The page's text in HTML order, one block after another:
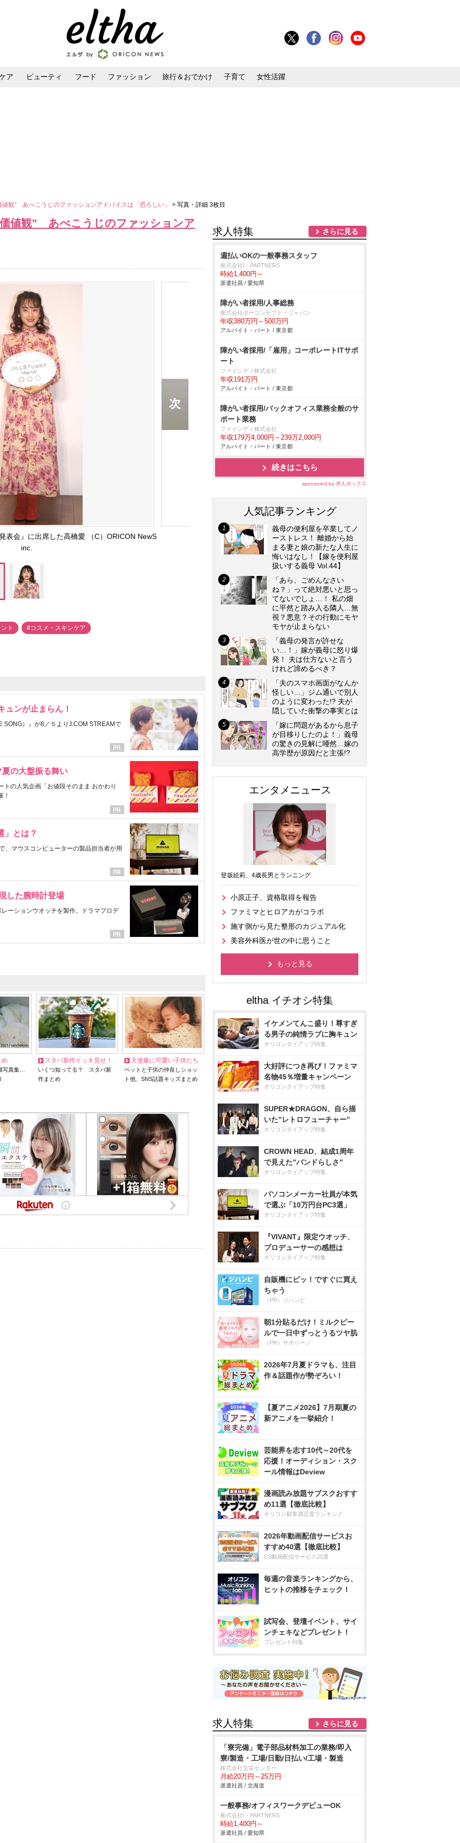
ア ビューティ フード ファッション 旅行＆おでかけ 子育て 女性活躍
値観” あべこうじのファッションアドバイスは「恐ろしい」 > 写真・詳細 3枚目
値観” あべこうじのファッションア
表会』に出席した高橋愛 （C）ORICON NewS
inc.
ト #コスメ・スキンケア
ュンが止まらん！
SONG）』が8／５よりJ:COM STREAMで
の大盤振る舞い
の人気企画「お値段そのまま おかわり
！
」とは？
、マウスコンピューターの製品担当者が用
した腕時計登場
ーションウオッチを製作。ドラマプロデ
め
写真集…
スタバ新作イッキ見せ！
いくつ知ってる？ スタバ新
作まとめ
天使級に可愛い子供たち
ペットと子供の仲良しショッ
ト他、SNS話題キッズまとめ
求人特集 さらに見る
週払いOKの一般事務スタッフ
株式会社I・PARTNERS
時給1,400円～
派遣社員 / 愛知県
障がい者採用/人事総務
株式会社ボーコンセプト・ジャパン
年収380万円～500万円
アルバイト・パート / 東京都
障がい者採用/「雇用」コーポレートITサポ
ート
ファインディ株式会社
年収191万円
アルバイト・パート / 東京都
障がい者採用/バックオフィス業務全般のサ
ポート業務
ファインディ株式会社
年収179万4,000円～239万2,000円
アルバイト・パート / 東京都
続きはこちら
sponsored by 求人ボックス
人気記事ランキング
義母の便利屋を卒業してノ
ーストレス！ 離婚から始
まる妻と娘の新たな人生に
悔いはなし！【嫁を便利屋
扱いする義母 Vol.44】
「あら、ごめんなさい
ね？」って絶対悪いと思っ
てないでしょ…！ 私の畑
に平然と踏み入る隣人…無
視？悪意？その行動にモヤ
モヤが止まらない
「義母の発言が許せな
い…！」嫁が義母に怒り爆
発！ 夫は仕方ないと言う
けれど諦めるべき？
「夫のスマホ画面がなんか
怪しい…」ジム通いで別人
のように変わった!? 夫が
隠していた衝撃の事実とは
「嫁に問題があるから息子
が目移りしたのよ！」義母
の驚きの見解に唖然…嫁の
高学歴が原因だと主張!?
エンタメニュース
登坂絵莉、4歳長男とランニング
小原正子、資格取得を報告
ファミマとヒロアカがコラボ
施す側から見た整形のカジュアル化
美容外科医が世の中に思うこと
もっと見る
イケメンてんこ盛り！尊すぎ
る男子の純情ラブに胸キュン
オリコンタイアップ特集
大好評につき再び！ファミマ
名物45％増量キャンペーン
オリコンタイアップ特集
SUPER★DRAGON、自ら描
いた”レトロフューチャー”
オリコンタイアップ特集
CROWN HEAD、結成1周年
で見えた”バンドらしさ”
オリコンタイアップ特集
パソコンメーカー社員が本気
で選ぶ「10万円台PC3選」
オリコンタイアップ特集
『VIVANT』限定ウオッチ、
プロデューサーの感想は
オリコンタイアップ特集
自販機にピッ！ですぐに買え
ちゃう
（PR）ジハンピ
朝1分貼るだけ！ミルクピー
ルで一日中ずっとうるツヤ肌
（PR）サボリーノ
2026年7月夏ドラマも、注目
作＆話題作が勢ぞろい！
【夏アニメ2026】7月期夏の
新アニメを一挙紹介！
芸能界を志す10代～20代を
応援！オーディション・スク
ール情報はDeview
漫画読み放題サブスクおすす
め11選【徹底比較】
オリコン顧客満足度ランキング
2026年動画配信サービスお
すすめ40選【徹底比較】
CS動画配信サービス20選
毎週の音楽ランキングから、
ヒットの推移をチェック！
試写会、登壇イベント、サイ
ンチェキなどプレゼント！
プレゼント特集
求人特集 さらに見る
「寮完備」電子部品材料加工の業務/即入
寮/製造・工場/日勤/日払い/工場・製造
株式会社京栄センター
月給20万円～25万円
派遣社員 / 北海道
一般事務/オフィスワークデビューOK
株式会社I・PARTNERS
時給1,400円～
派遣社員 / 愛知県